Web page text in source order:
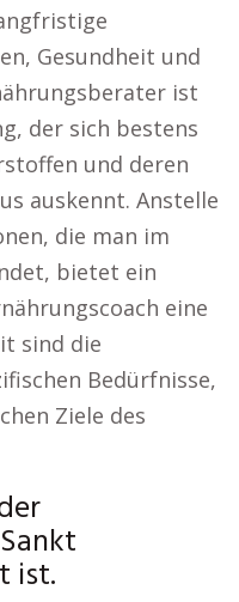
Gesundheit und
ist
der sich bestens
und deren
auskennt. Anstelle
die man im
bietet ein
eine
sind die
Bedürfnisse,
Ziele des
ist.